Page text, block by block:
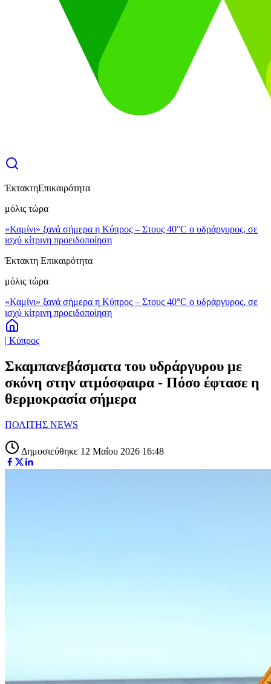
ΈκτακτηΕπικαιρότητα
μόλις τώρα
«Καμίνι» ξανά σήμερα η Κύπρος – Στους 40°C ο υδράργυρος, σε
ισχύ κίτρινη προειδοποίηση
Έκτακτη Επικαιρότητα
μόλις τώρα
«Καμίνι» ξανά σήμερα η Κύπρος – Στους 40°C ο υδράργυρος, σε
ισχύ κίτρινη προειδοποίηση
| Κύπρος
Σκαμπανεβάσματα του υδράργυρου με
σκόνη στην ατμόσφαιρα - Πόσο έφτασε η
θερμοκρασία σήμερα
ΠΟΛΙΤΗΣ NEWS
Δημοσιεύθηκε 12 Μαΐου 2026 16:48